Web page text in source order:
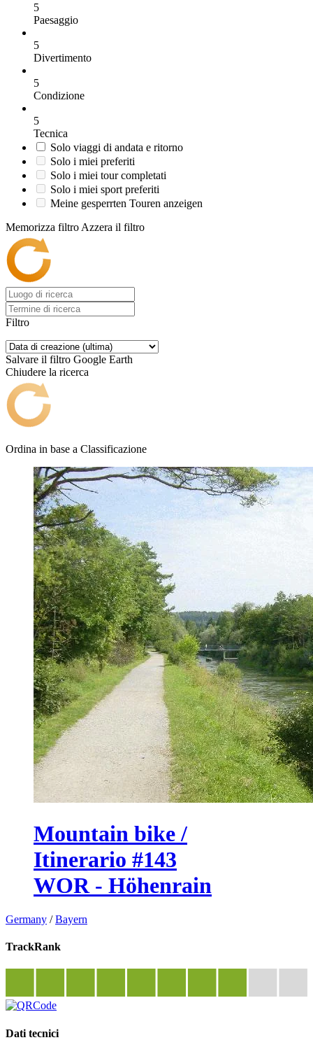
5
Paesaggio
5
Divertimento
5
Condizione
5
Tecnica
Solo viaggi di andata e ritorno
Solo i miei preferiti
Solo i miei tour completati
Solo i miei sport preferiti
Meine gesperrten Touren anzeigen
Memorizza filtro Azzera il filtro
Filtro
Salvare il filtro Google Earth
Chiudere la ricerca
Ordina in base a Classificazione
Mountain bike /
Itinerario #143
WOR - Höhenrain
Germany /Bayern
TrackRank
Dati tecnici